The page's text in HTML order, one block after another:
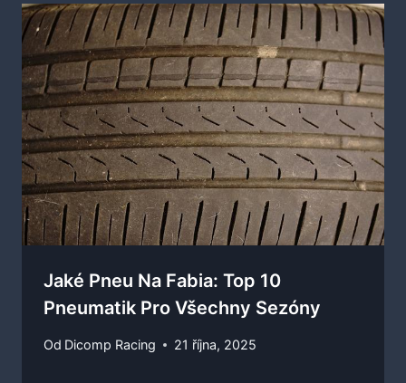
Jaké Pneu Na Fabia: Top 10
Pneumatik Pro Všechny Sezóny
Od Dicomp Racing 21 října, 2025